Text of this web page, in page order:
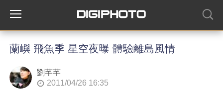
蘭嶼 飛魚季 星空夜曝 體驗離島風情
劉芊芊
2011/04/26 16:35